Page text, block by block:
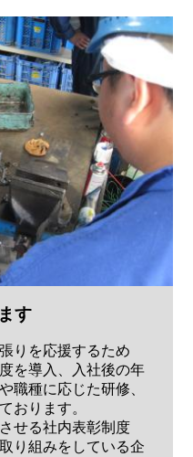
す
りを応援するため
を導入、入社後の年
職種に応じた研修、
おります。
せる社内表彰制度
り組みをしている企